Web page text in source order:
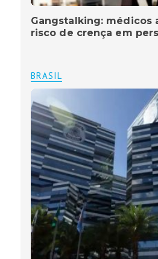
Gangstalking: médicos
risco de crença em
BRASIL